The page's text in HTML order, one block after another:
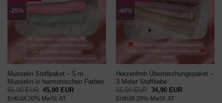
-25%
WUNSCHZETTEL
Musselin Stoffpaket – 5 m
Musselin in harmonischen Farben
65,00EUR Ursprünglicher
Preis
war:
45,00 EURAktueller
Enthält 20% MwSt. AT
-40%
WUNSCHZETTEL
Herzenfroh Überraschungspaket –
3 Meter Stoffliebe
55,00EUR Ursprünglicher
Preis
war:
34,90 EURAktueller
Enthält 20% MwSt. AT